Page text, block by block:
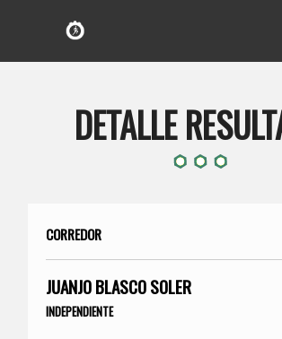
DETALLE
CORREDOR
JUANJO BLASCO SOLER
INDEPENDIENTE